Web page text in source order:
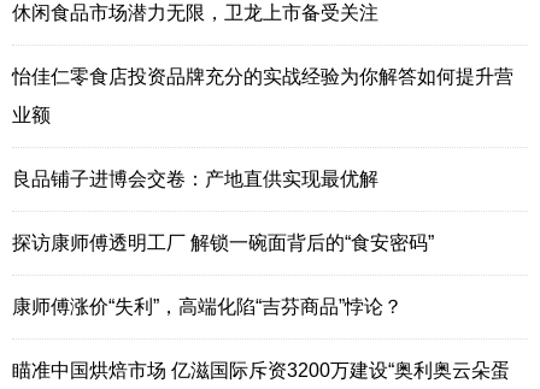
休闲食品市场潜力无限，卫龙上市备受关注
怡佳仁零食店投资品牌充分的实战经验为你解答如何提升营
业额
良品铺子进博会交卷：产地直供实现最优解
探访康师傅透明工厂 解锁一碗面背后的“食安密码”
康师傅涨价“失利”，高端化陷“吉芬商品”悖论？
瞄准中国烘焙市场 亿滋国际斥资3200万建设“奥利奥云朵蛋